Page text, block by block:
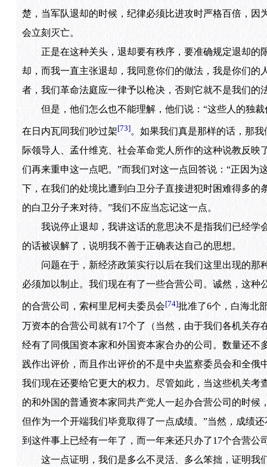
楚，当军队退却的时候，纪律必须比进攻时严格百倍，
会立刻灭亡。
正是在这种关头，退却要有秩序，要准确规定退却的
却，而我一直主张退却，我同意你们的做法，我是你们的
者，我们革命法庭应一律予以枪决，否则它就不是我们的
但是，他们怎么也不能理解，他们说：“这些人的独裁
在日内瓦同我们吵过架[73]。如果我们真是那样的话，那
际领导人、孟什维克、社会革命党人所作的这种说教反
们再来重申这一点吧。”而我们对这一点回答说：“正因
下，在我们的处境比遭到白卫分子直接进犯时困难得多
的白卫分子来对待。”我们不应当忘记这一点。
我说停止退却，我讲这话的意思决不是指我们已经学
的话被误解了，说明我不善于正确表达自己的思想。
问题在于，新经济政策实行以后在我们这里出现的那
必须加以制止。我们现在有了一些合营公司。诚然，这
的合营公司，索柯里尼柯夫委员会[74]批准了6个，白海北
万资本的合营公司就有17个了（当然，由于我们各机关
经有了同俄国资本家和外国资本家合办的公司。数量还
践作出评价，而且作出评价的不是中央监察委员会和全
我们现在还要给它更大的权力。尽管如此，当这些机关
的和外国的普通资本家同共产党人一起办合营公司的时
但作为一个开端我们毕竟取得了一点成绩。”当然，成绩
到这件事上已经有一年了，而一年来还只办了17个合营公
这一点证明，我们是多么不灵活、多么笨拙，证明我